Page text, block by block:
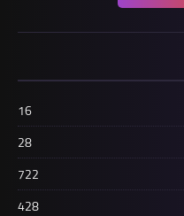
16
28
722
428